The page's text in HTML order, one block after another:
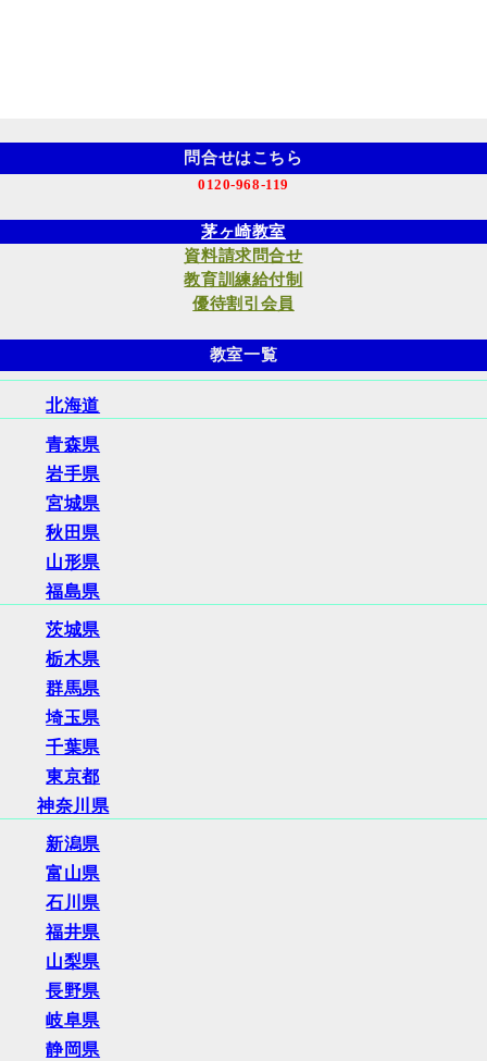
問合せはこちら
0120-968-119
茅ヶ崎教室
資料請求問合せ
教育訓練給付制
優待割引会員
教室一覧
北海道
青森県
岩手県
宮城県
秋田県
山形県
福島県
茨城県
栃木県
群馬県
埼玉県
千葉県
東京都
神奈川県
新潟県
富山県
石川県
福井県
山梨県
長野県
岐阜県
静岡県